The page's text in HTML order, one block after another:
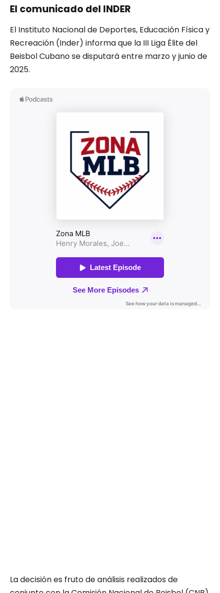
El comunicado del INDER
El Instituto Nacional de Deportes, Educación Física y
Recreación (Inder) informa que la III Liga Élite del
Beisbol Cubano se disputará entre marzo y junio de
2025.
La decisión es fruto de análisis realizados de